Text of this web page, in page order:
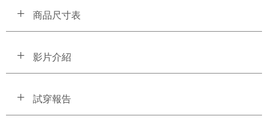
商品尺寸表
影片介紹
試穿報告